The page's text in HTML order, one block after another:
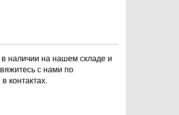
наличии на нашем складе и
с нами по
контактах.